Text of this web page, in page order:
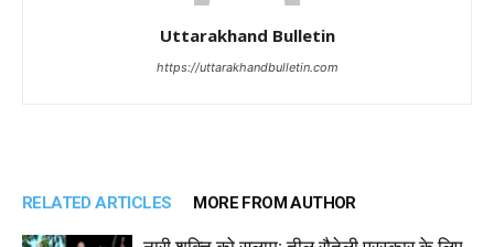
Uttarakhand Bulletin
https://uttarakhandbulletin.com
RELATED ARTICLES MORE FROM AUTHOR